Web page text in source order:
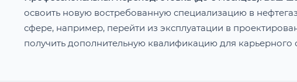
освоить новую востребованную специализацию в
сфере, например, перейти из эксплуатации в
получить дополнительную квалификацию для карьерного